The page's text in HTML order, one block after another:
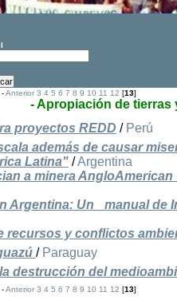
-Anterior 3 4 5 6 7 8 9 10 11 12 [13]
- Apropiación de tierras
proyectos REDD / Perú
además de causar
Latina" /Argentina
a minera
Argentina: Un _manual de
recursos y conflictos
/ Paraguay
destrucción del
-Anterior 3 4 5 6 7 8 9 10 11 12 [13]